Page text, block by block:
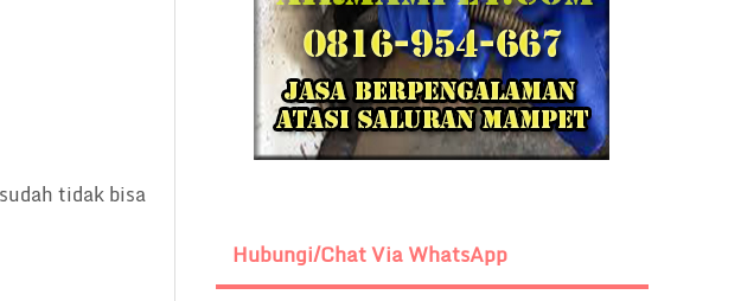
tidak bisa
Hubungi/Chat Via WhatsApp